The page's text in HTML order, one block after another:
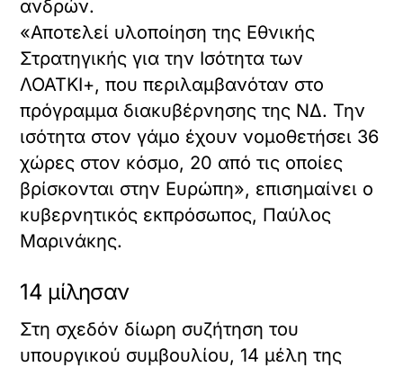
ανδρών.
«Αποτελεί υλοποίηση της Εθνικής
Στρατηγικής για την Ισότητα των
ΛΟΑΤΚΙ+, που περιλαμβανόταν στο
πρόγραμμα διακυβέρνησης της ΝΔ. Την
ισότητα στον γάμο έχουν νομοθετήσει 36
χώρες στον κόσμο, 20 από τις οποίες
βρίσκονται στην Ευρώπη», επισημαίνει ο
κυβερνητικός εκπρόσωπος, Παύλος
Μαρινάκης.
14 μίλησαν
Στη σχεδόν δίωρη συζήτηση του
υπουργικού συμβουλίου, 14 μέλη της